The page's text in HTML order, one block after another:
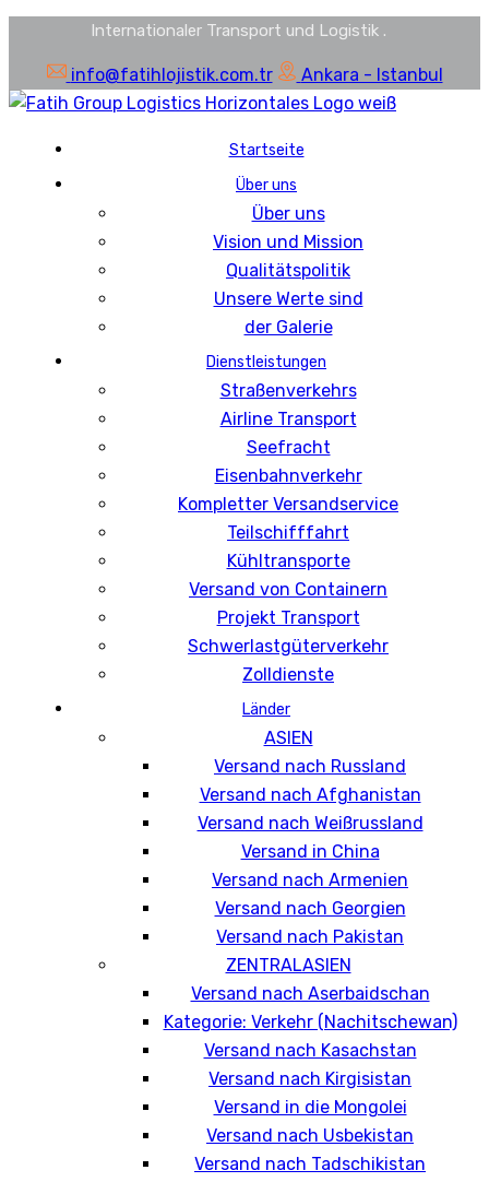
Internationaler Transport und Logistik .
info@fatihlojistik.com.tr Ankara - Istanbul
Startseite
Über uns
Über uns
Vision und Mission
Qualitätspolitik
Unsere Werte sind
der Galerie
Dienstleistungen
Straßenverkehrs
Airline Transport
Seefracht
Eisenbahnverkehr
Kompletter Versandservice
Teilschifffahrt
Kühltransporte
Versand von Containern
Projekt Transport
Schwerlastgüterverkehr
Zolldienste
Länder
ASIEN
Versand nach Russland
Versand nach Afghanistan
Versand nach Weißrussland
Versand in China
Versand nach Armenien
Versand nach Georgien
Versand nach Pakistan
ZENTRALASIEN
Versand nach Aserbaidschan
Kategorie: Verkehr (Nachitschewan)
Versand nach Kasachstan
Versand nach Kirgisistan
Versand in die Mongolei
Versand nach Usbekistan
Versand nach Tadschikistan